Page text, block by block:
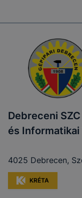
Debreceni
és Informatikai
4025 Debrecen,
KRÉTA